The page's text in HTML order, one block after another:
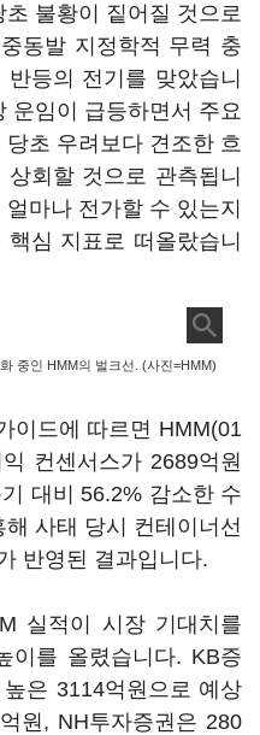
불황이 짙어질 것으로
동발 지정학적 무력 충
등의 전기를 맞았습니
운임이 급등하면서 주요
초 우려보다 견조한 흐
회할 것으로 관측됩니
마나 전가할 수 있는지
심 지표로 떠올랐습니
중인 HMM의 벌크선. (사진=HMM)
이드에 따르면 HMM(01
컨센서스가 2689억원
대비 56.2% 감소한 수
사태 당시 컨테이너선
반영된 결과입니다.
실적이 시장 기대치를
이를 올렸습니다. KB증
은 3114억원으로 예상
원, NH투자증권은 280